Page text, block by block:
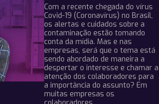
Com a recente chegada do vírus
Covid-19 (Coronavírus) no Brasil,
os alertas e cuidados sobre a
contaminação estão tomando
conta da mídia. Mas e nas
empresas, será que o tema está
sendo abordado de maneira a
despertar o interesse e chamar a
atenção dos colaboradores para
a importância do assunto? Em
muitas empresas os